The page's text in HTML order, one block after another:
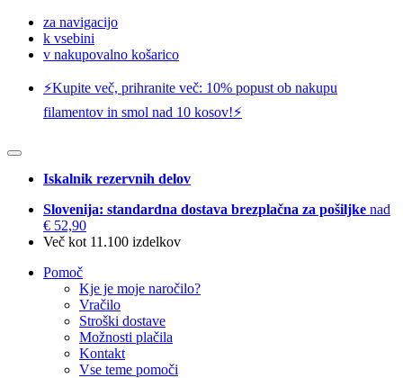
za navigacijo
k vsebini
v nakupovalno košarico
⚡️Kupite več, prihranite več: 10% popust ob nakupu
filamentov in smol nad 10 kosov!⚡️
Iskalnik rezervnih delov
Slovenija: standardna dostava brezplačna za pošiljke nad
€ 52,90
Več kot 11.100 izdelkov
Pomoč
Kje je moje naročilo?
Vračilo
Stroški dostave
Možnosti plačila
Kontakt
Vse teme pomoči